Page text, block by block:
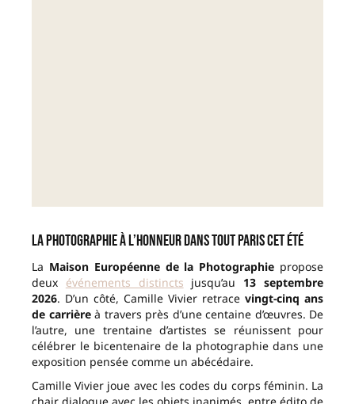
La photographie à l’honneur dans tout Paris cet été
La Maison Européenne de la Photographie propose
deux événements distincts jusqu’au 13 septembre
2026. D’un côté, Camille Vivier retrace vingt-cinq ans
de carrièreà travers près d’une centaine d’œuvres. De
l’autre, une trentaine d’artistes se réunissent pour
célébrer le bicentenaire de la photographie dans une
exposition pensée comme un abécédaire.
Camille Vivier joue avec les codes du corps féminin. La